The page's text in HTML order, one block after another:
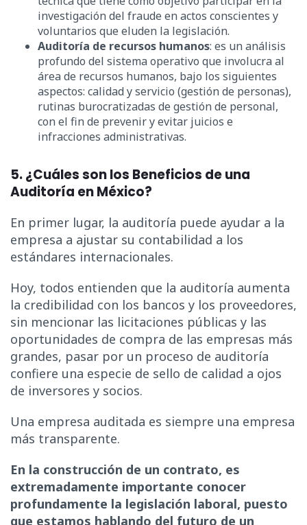
investigación del fraude en actos conscientes y
voluntarios que eluden la legislación.
Auditoría de recursos humanos: es un análisis
profundo del sistema operativo que involucra al
área de recursos humanos, bajo los siguientes
aspectos: calidad y servicio (gestión de personas),
rutinas burocratizadas de gestión de personal,
con el fin de prevenir y evitar juicios e
infracciones administrativas.
5. ¿Cuáles son los Beneficios de una
Auditoría en México?
En primer lugar, la auditoría puede ayudar a la
empresa a ajustar su contabilidad a los
estándares internacionales.
Hoy, todos entienden que la auditoría aumenta
la credibilidad con los bancos y los proveedores,
sin mencionar las licitaciones públicas y las
oportunidades de compra de las empresas más
grandes, pasar por un proceso de auditoría
confiere una especie de sello de calidad a ojos
de inversores y socios.
Una empresa auditada es siempre una empresa
más transparente.
En la construcción de un contrato, es
extremadamente importante conocer
profundamente la legislación laboral, puesto
que estamos hablando del futuro de un